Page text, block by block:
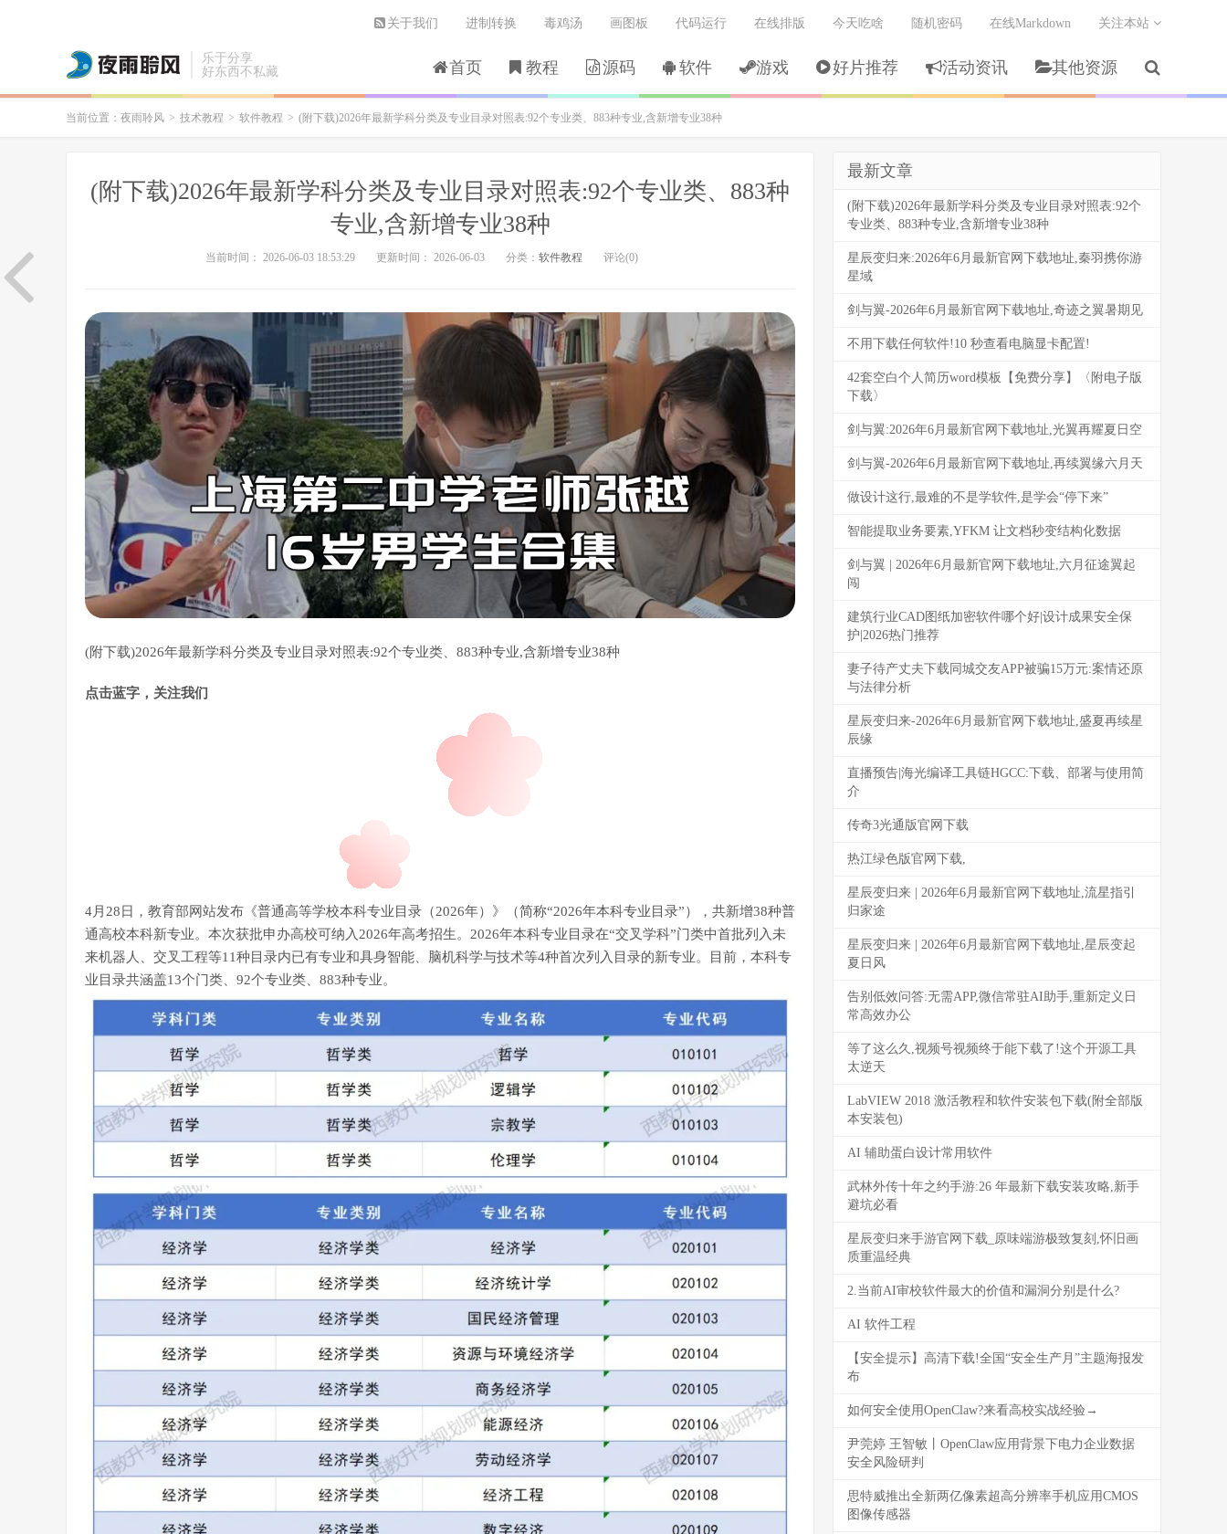
乐于分享
好东西不私藏
首页 教程 源码 软件 游戏 好片推荐 活动资讯 其他资源
关于我们 进制转换 毒鸡汤 画图板 代码运行 在线排版 今天吃啥 随机密码 在线Markdown 关注本站
当前位置： 夜雨聆风 > 技术教程 > 软件教程 > (附下载)2026年最新学科分类及专业目录对照表:92个专业类、883种专业,含新增专业38种
(附下载)2026年最新学科分类及专业目录对照表:92个专业类、883种
专业,含新增专业38种
当前时间： 2026-06-03 18:53:29 更新时间： 2026-06-03 分类： 软件教程 评论(0)
(附下载)2026年最新学科分类及专业目录对照表:92个专业类、883种专业,含新增专业38种
点击蓝字，关注我们
4月28日，教育部网站发布《普通高等学校本科专业目录（2026年）》（简称“2026年本科专业目录”），共新增38种普
通高校本科新专业。本次获批申办高校可纳入2026年高考招生。2026年本科专业目录在“交叉学科”门类中首批列入未
来机器人、交叉工程等11种目录内已有专业和具身智能、脑机科学与技术等4种首次列入目录的新专业。目前，本科专
业目录共涵盖13个门类、92个专业类、883种专业。
最新文章
(附下载)2026年最新学科分类及专业目录对照表:92个
专业类、883种专业,含新增专业38种
星辰变归来:2026年6月最新官网下载地址,秦羽携你游
星域
剑与翼-2026年6月最新官网下载地址,奇迹之翼暑期见
不用下载任何软件!10 秒查看电脑显卡配置!
42套空白个人简历word模板【免费分享】〈附电子版
下载〉
剑与翼:2026年6月最新官网下载地址,光翼再耀夏日空
剑与翼-2026年6月最新官网下载地址,再续翼缘六月天
做设计这行,最难的不是学软件,是学会“停下来”
智能提取业务要素,YFKM 让文档秒变结构化数据
剑与翼 | 2026年6月最新官网下载地址,六月征途翼起
闯
建筑行业CAD图纸加密软件哪个好|设计成果安全保
护|2026热门推荐
妻子待产丈夫下载同城交友APP被骗15万元:案情还原
与法律分析
星辰变归来-2026年6月最新官网下载地址,盛夏再续星
辰缘
直播预告|海光编译工具链HGCC:下载、部署与使用简
介
传奇3光通版官网下载
热江绿色版官网下载,
星辰变归来 | 2026年6月最新官网下载地址,流星指引
归家途
星辰变归来 | 2026年6月最新官网下载地址,星辰变起
夏日风
告别低效问答:无需APP,微信常驻AI助手,重新定义日
常高效办公
等了这么久,视频号视频终于能下载了!这个开源工具
太逆天
LabVIEW 2018 激活教程和软件安装包下载(附全部版
本安装包)
AI 辅助蛋白设计常用软件
武林外传十年之约手游:26 年最新下载安装攻略,新手
避坑必看
星辰变归来手游官网下载_原味端游极致复刻,怀旧画
质重温经典
2.当前AI审校软件最大的价值和漏洞分别是什么?
AI 软件工程
【安全提示】高清下载!全国“安全生产月”主题海报发
布
如何安全使用OpenClaw?来看高校实战经验→
尹莞婷 王智敏丨OpenClaw应用背景下电力企业数据
安全风险研判
思特威推出全新两亿像素超高分辨率手机应用CMOS
图像传感器